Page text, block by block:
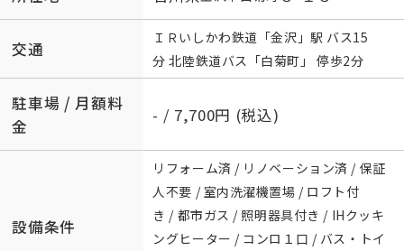
交通
ＩＲいしかわ鉄道 「金沢 」駅 バス15
分 北陸鉄道バス「白菊町」 停歩2分
駐車場 / 月額料
金
- / 7,700円 (税込)
設備条件
リフォーム済 / リノベーション済 / 保証
人不要 / 室内洗濯機置場 / ロフト付
き / 都市ガス / 照明器具付き / IHクッキ
ングヒーター / コンロ１口 / バス・トイ